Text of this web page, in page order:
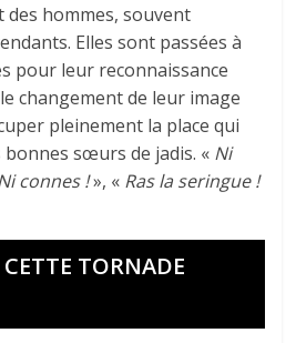
des hommes, souvent
Elles sont passées à
pour leur reconnaissance
changement de leur image
pleinement la place qui
sœurs de jadis. « Ni
connes !», « Ras la seringue !
CETTE TORNADE